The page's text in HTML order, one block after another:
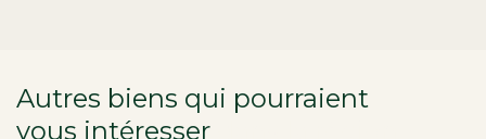
Autres biens qui pourraient
vous intéresser